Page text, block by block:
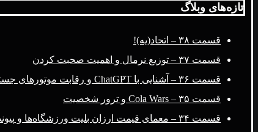
تازه‌های وبلاگ
قسمت ۳۸ – اتحاد(یه)!
قسمت ۳۷ – توزیع نرمال و اهمیت صحبت کردن
قسمت ۳۶ – آشنایی با ChatGPT و رقابت موتورهای جستجو
قسمت ۳۵ – Cola Wars و ترور شخصیت
قسمت ۳۴ – معمای قیمت ارزان بلیت ورزشگاه‌ها و پیوندش با فضای مجازی